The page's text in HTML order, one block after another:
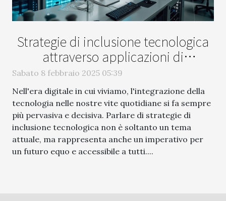
Strategie di inclusione tecnologica
attraverso applicazioni di
intelligenza artificiale
Sabato 8 febbraio 2025 05:39
Nell'era digitale in cui viviamo, l'integrazione della
tecnologia nelle nostre vite quotidiane si fa sempre
più pervasiva e decisiva. Parlare di strategie di
inclusione tecnologica non è soltanto un tema
attuale, ma rappresenta anche un imperativo per
un futuro equo e accessibile a tutti....